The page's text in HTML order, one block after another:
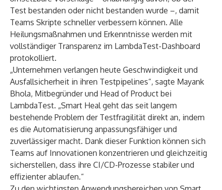
Test bestanden oder nicht bestanden wurde –, damit
Teams Skripte schneller verbessern können. Alle
Heilungsmaßnahmen und Erkenntnisse werden mit
vollständiger Transparenz im LambdaTest-Dashboard
protokolliert.
„Unternehmen verlangen heute Geschwindigkeit und
Ausfallsicherheit in ihren Testpipelines“, sagte Mayank
Bhola, Mitbegründer und Head of Product bei
LambdaTest. „Smart Heal geht das seit langem
bestehende Problem der Testfragilität direkt an, indem
es die Automatisierung anpassungsfähiger und
zuverlässiger macht. Dank dieser Funktion können sich
Teams auf Innovationen konzentrieren und gleichzeitig
sicherstellen, dass ihre CI/CD-Prozesse stabiler und
effizienter ablaufen.“